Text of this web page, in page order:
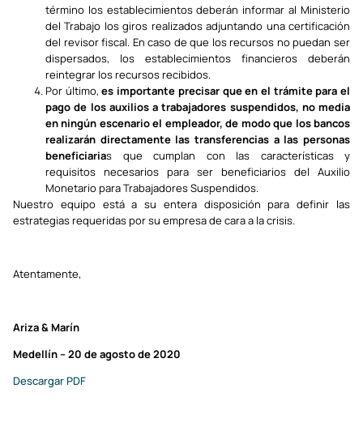
término los establecimientos deberán informar al Ministerio
del Trabajo los giros realizados adjuntando una certificación
del revisor fiscal. En caso de que los recursos no puedan ser
dispersados, los establecimientos financieros deberán
reintegrar los recursos recibidos.
Por último, es importante precisar que en el trámite para el
pago de los auxilios a trabajadores suspendidos, no media
en ningún escenario el empleador, de modo que los bancos
realizarán directamente las transferencias a las personas
beneficiarias que cumplan con las características y
requisitos necesarios para ser beneficiarios del Auxilio
Monetario para Trabajadores Suspendidos.
Nuestro equipo está a su entera disposición para definir las
estrategias requeridas por su empresa de cara a la crisis.
Atentamente,
Ariza & Marín
Medellín – 20 de agosto de 2020
Descargar PDF